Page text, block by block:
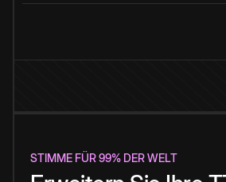
STIMME FÜR 99% DER WELT